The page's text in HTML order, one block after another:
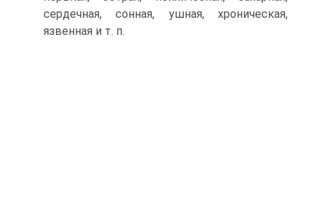
сердечная, сонная, ушная, хроническая,
язвенная и т. п.